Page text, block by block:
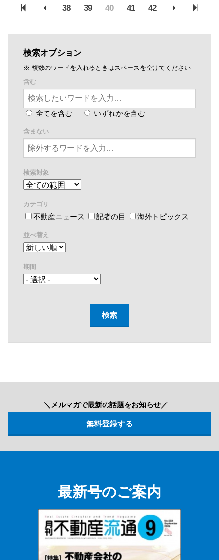
38 39 40 41 42
検索オプション
※ 複数のワードを入れるときはスペースを空けてください
含む
全てを含む いずれかを含む
含まない
検索対象
カテゴリ
不動産ニュース 記者の目 海外トピックス
並べ替え
期間
＼メルマガで最新の話題をお知らせ／
最新号のご案内